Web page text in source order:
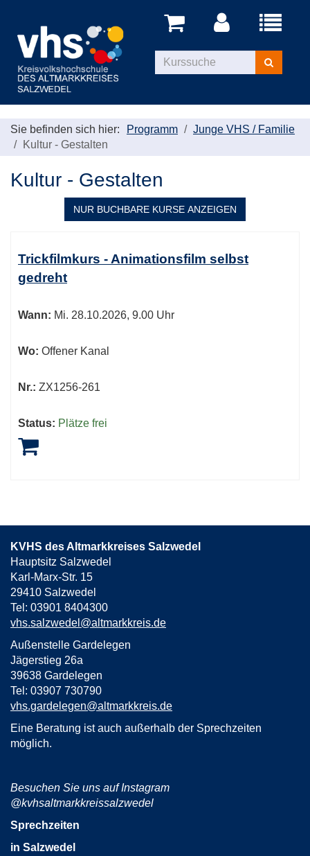
Menü
Kurse
suchen
Sie befinden sich hier: Programm
Junge VHS / Familie
Kultur - Gestalten
Kultur - Gestalten
NUR BUCHBARE KURSE ANZEIGEN
Tabellenüberschriften
können
sortiert
Trickfilmkurs - Animationsfilm selbst
gedreht
Wann: Mi. 28.10.2026, 9.00 Uhr
Wo: Offener Kanal
Nr.: ZX1256-261
Status: Plätze frei
KVHS des Altmarkkreises Salzwedel
Hauptsitz Salzwedel
Karl-Marx-Str. 15
29410 Salzwedel
Tel: 03901 8404300
vhs.salzwedel@altmarkkreis.de
Außenstelle Gardelegen
Jägerstieg 26a
39638 Gardelegen
Tel: 03907 730790
vhs.gardelegen@altmarkkreis.de
Eine Beratung ist auch außerhalb der Sprechzeiten
möglich.
Besuchen Sie uns auf Instagram
@kvhsaltmarkkreissalzwedel
Sprechzeiten
in Salzwedel